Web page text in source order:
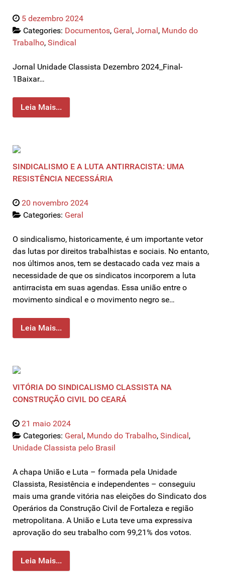
5 dezembro 2024
Categories: Documentos, Geral, Jornal, Mundo do
Trabalho, Sindical
Jornal Unidade Classista Dezembro 2024_Final-
1Baixar…
Leia Mais...
SINDICALISMO E A LUTA ANTIRRACISTA: UMA
RESISTÊNCIA NECESSÁRIA
20 novembro 2024
Categories: Geral
O sindicalismo, historicamente, é um importante vetor
das lutas por direitos trabalhistas e sociais. No entanto,
nos últimos anos, tem se destacado cada vez mais a
necessidade de que os sindicatos incorporem a luta
antirracista em suas agendas. Essa união entre o
movimento sindical e o movimento negro se…
Leia Mais...
VITÓRIA DO SINDICALISMO CLASSISTA NA
CONSTRUÇÃO CIVIL DO CEARÁ
21 maio 2024
Categories: Geral, Mundo do Trabalho, Sindical,
Unidade Classista pelo Brasil
A chapa União e Luta – formada pela Unidade
Classista, Resistência e independentes – conseguiu
mais uma grande vitória nas eleições do Sindicato dos
Operários da Construção Civil de Fortaleza e região
metropolitana. A União e Luta teve uma expressiva
aprovação do seu trabalho com 99,21% dos votos.
Leia Mais...